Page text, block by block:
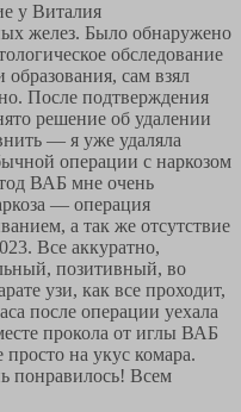
у Виталия
желез. Было обнаружено
обследование
образования, сам взял
После подтверждения
решение об удалении
— я уже удаляла
операции с наркозом
ВАБ мне очень
— операция
а так же отсутствие
Все аккуратно,
позитивный, во
узи, как все проходит,
после операции уехала
прокола от иглы ВАБ
просто на укус комара.
понравилось! Всем